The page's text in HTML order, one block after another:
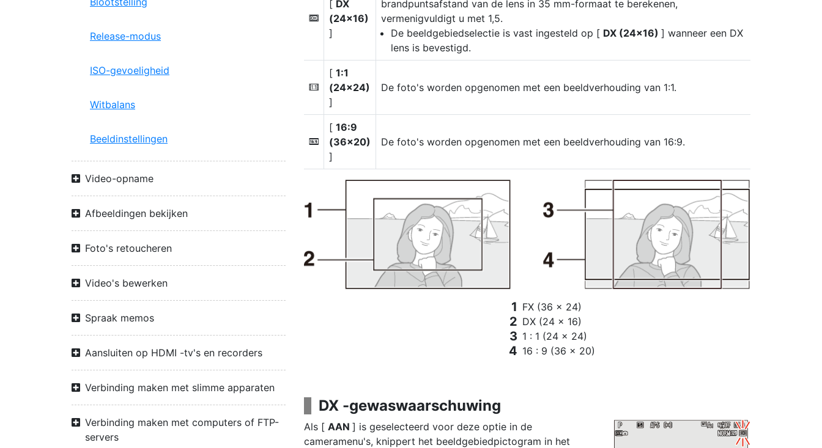
Release-modus
ISO-gevoeligheid
Witbalans
Beeldinstellingen
Video-opname
Afbeeldingen bekijken
Foto's retoucheren
Video's bewerken
Spraak memos
Aansluiten op HDMI -tv's en recorders
Verbinding maken met slimme apparaten
Verbinding maken met computers of FTP-
servers
a
[ DX
(24×16)
]
brandpuntsafstand van de lens in 35 mm-formaat te berekenen,
vermenigvuldigt u met 1,5.
De beeldgebiedselectie is vast ingesteld op [ DX (24×16) ] wanneer een DX
lens is bevestigd.
m
[ 1:1
(24×24)
]
De foto's worden opgenomen met een beeldverhouding van 1:1.
Z
[ 16:9
(36×20)
]
De foto's worden opgenomen met een beeldverhouding van 16:9.
FX (36 × 24)
DX (24 × 16)
1 : 1 (24 × 24)
16 : 9 (36 × 20)
DX -gewaswaarschuwing
Als [ AAN ] is geselecteerd voor deze optie in de
cameramenu's, knippert het beeldgebiedpictogram in het